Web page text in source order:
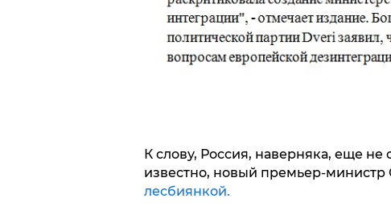
К слову, Россия, наверняка, еще не
известно, новый премьер-
лесбиянкой.